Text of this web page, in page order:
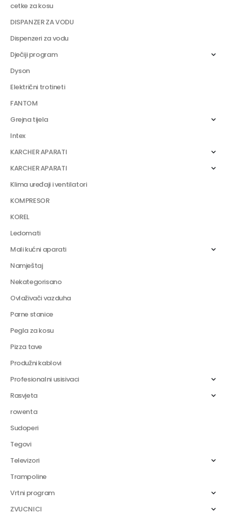
cetke za kosu
DISPANZER ZA VODU
Dispenzeri za vodu
Dječiji program
Dyson
Električni trotineti
FANTOM
Grejna tijela
Intex
KARCHER APARATI
KARCHER APARATI
Klima uređaji i ventilatori
KOMPRESOR
KOREL
Ledomati
Mali kućni aparati
Namještaj
Nekategorisano
Ovlaživači vazduha
Parne stanice
Pegla za kosu
Pizza tave
Produžni kablovi
Profesionalni usisivaci
Rasvjeta
rowenta
Sudoperi
Tegovi
Televizori
Trampoline
Vrtni program
ZVUCNICI